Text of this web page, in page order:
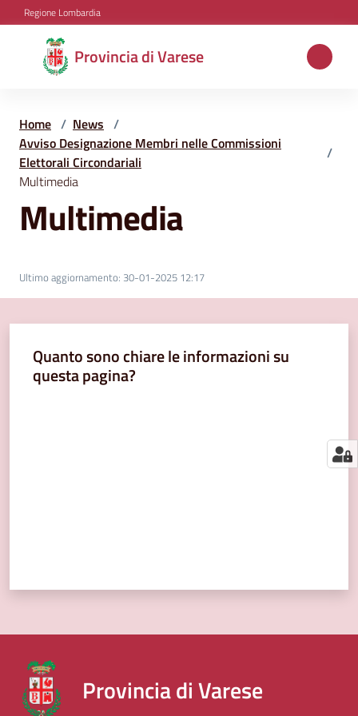
Vai al contenuto
Vai alla navigazione
Vai al footer
Regione Lombardia
Provincia di Varese
Provincia
di
Aree
tematiche
Servizi
segnalazioni
Home / News /
Avviso Designazione Membri nelle Commissioni
Elettorali Circondariali
/
Multimedia
Multimedia
Ultimo aggiornamento: 30-01-2025 12:17
Quanto sono chiare le informazioni su
questa pagina?
Provincia di Varese